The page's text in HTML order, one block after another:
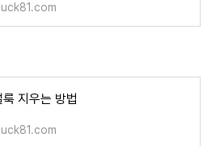
지우는 방법